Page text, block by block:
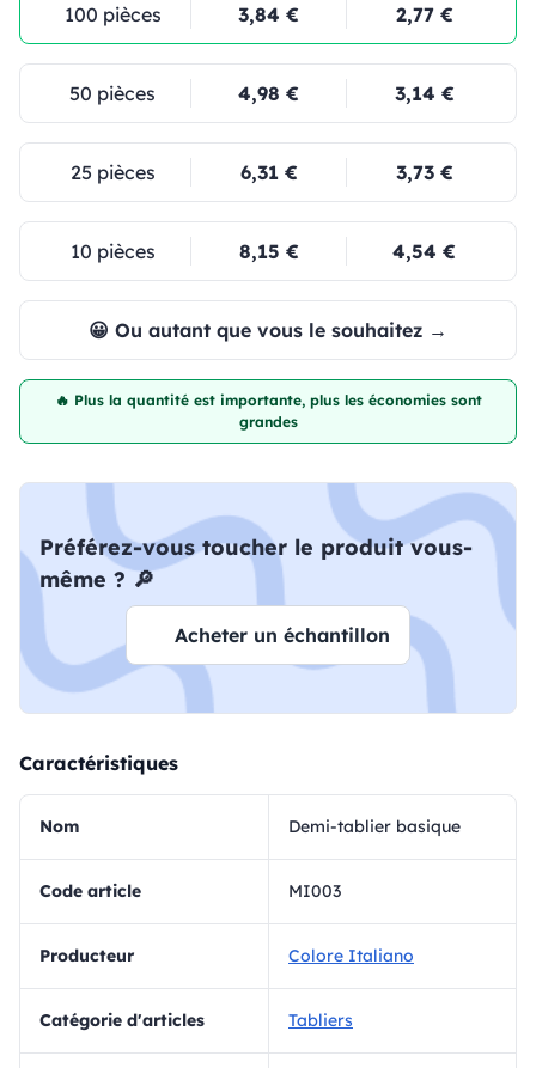
100 pièces 3,84 € 2,77 €
50 pièces 4,98 € 3,14 €
25 pièces 6,31 € 3,73 €
10 pièces 8,15 € 4,54 €
😀 Ou autant que vous le souhaitez →
🔥 Plus la quantité est importante, plus les économies sont
grandes
Préférez-vous toucher le produit vous-
même ? 🔎
Acheter un échantillon
Caractéristiques
Nom Demi-tablier basique
Code article MI003
Producteur Colore Italiano
Catégorie d'articles Tabliers